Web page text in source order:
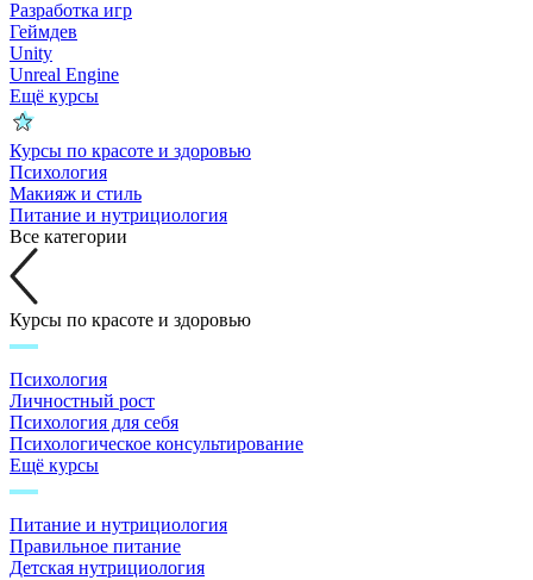
Разработка игр
Геймдев
Unity
Unreal Engine
Ещё курсы
Курсы по красоте и здоровью
Психология
Макияж и стиль
Питание и нутрициология
Все категории
Курсы по красоте и здоровью
Психология
Личностный рост
Психология для себя
Психологическое консультирование
Ещё курсы
Питание и нутрициология
Правильное питание
Детская нутрициология